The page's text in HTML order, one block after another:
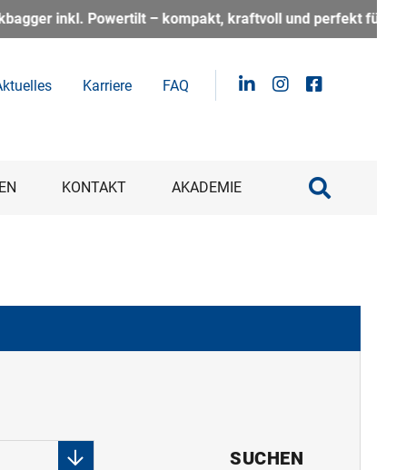
und perfekt für alle, die auf der Baustelle flexibel
Karriere FAQ
KONTAKT AKADEMIE
SUCHEN